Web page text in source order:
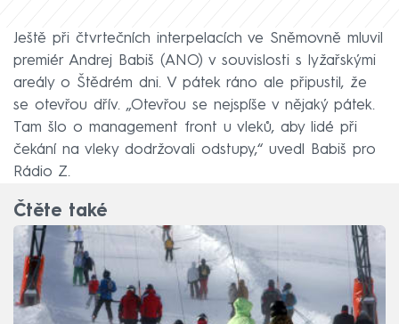
Ještě při čtvrtečních interpelacích ve Sněmovně mluvil
premiér Andrej Babiš (ANO) v souvislosti s lyžařskými
areály o Štědrém dni. V pátek ráno ale připustil, že
se otevřou dřív. „Otevřou se nejspíše v nějaký pátek.
Tam šlo o management front u vleků, aby lidé při
čekání na vleky dodržovali odstupy,“ uvedl Babiš pro
Rádio Z.
Čtěte také